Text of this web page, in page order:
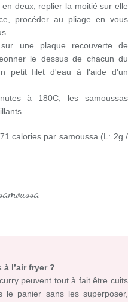
deux, replier la moitié sur elle
procéder au pliage en vous
une plaque recouverte de
le dessus de chacun du
petit filet d'eau à l'aide d'un
à 180C, les samoussas
71 calories par samoussa (L: 2g /
l’air fryer ?
peuvent tout à fait être cuits
le panier sans les superposer,